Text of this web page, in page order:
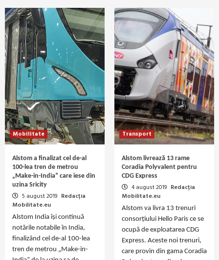
Mobilitate
Alstom a finalizat cel de-al
100-lea tren de metrou
„Make-in-India” care iese din
uzina Sricity
5 august 2019 Redacția
Mobilitate.eu
Alstom India își continuă
notările notabile în India,
finalizând cel de-al 100-lea
tren de metrou „Make-in-
Transport
Alstom livrează 13 rame
Coradia Polyvalent pentru
CDG Express
4 august 2019 Redacția
Mobilitate.eu
Alstom va livra 13 trenuri
consorțiului Hello Paris ce se
ocupă de exploatarea CDG
Express. Aceste noi trenuri,
care provin din gama Coradia